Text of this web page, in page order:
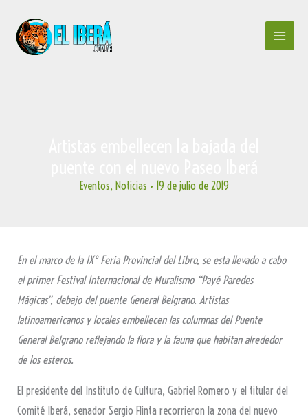
contenido
Eventos, Noticias • 19 de julio de 2019
En el marco de la IX° Feria Provincial del Libro, se esta llevado a cabo
el primer Festival Internacional de Muralismo “Payé Paredes
Mágicas”, debajo del puente General Belgrano. Artistas
latinoamericanos y locales embellecen las columnas del Puente
General Belgrano reflejando la flora y la fauna que habitan alrededor
de los esteros.
El presidente del Instituto de Cultura, Gabriel Romero y el titular del
Comité Iberá, senador Sergio Flinta recorrieron la zona del nuevo